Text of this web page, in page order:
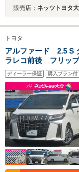
販売店： ネッツトヨタ
トヨタ
アルファード 2.5 S
ラレコ前後 フリッ
ーミラー フルセグ
ディーラー保証 購入プラン付